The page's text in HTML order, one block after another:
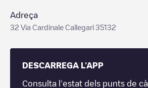
Adreça
32 Via Cardinale Callegari 35132
DESCARREGA L'APP
Consulta l'estat dels punts de